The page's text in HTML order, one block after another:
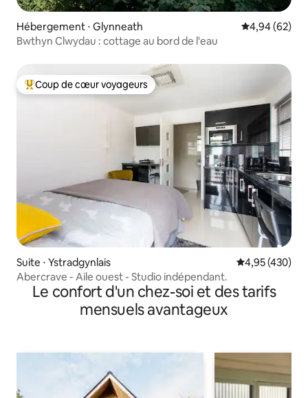
Hébergement ⋅ Glynneath Évaluation
4,94 (62)
Bwthyn Clwydau : cottage au bord de l'eau
Coups de cœur voyageurs les plus appréciés
Coup de cœur voyageurs
Suite ⋅ Ystradgynlais Évaluation
4,95 (430)
Abercrave - Aile ouest - Studio indépendant.
Le confort d'un chez-soi et des tarifs
mensuels avantageux